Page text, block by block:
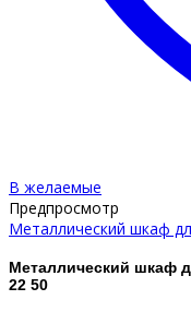
В желаемые
Предпросмотр
Металлический шкаф
Металлический шкаф
22 50